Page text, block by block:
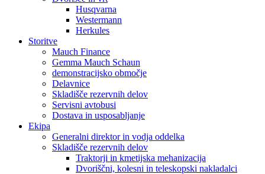
Husqvarna
Westermann
Herkules
Storitve
Mauch Finance
Gemma Mauch Schaun
demonstracijsko območje
Delavnice
Skladišče rezervnih delov
Servisni avtobusi
Dostava in usposabljanje
Ekipa
Generalni direktor in vodja oddelka
Skladišče rezervnih delov
Traktorji in kmetijska mehanizacija
Dvoriščni, kolesni in teleskopski nakladalci